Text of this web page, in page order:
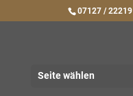
07127 / 22219
Seite wählen